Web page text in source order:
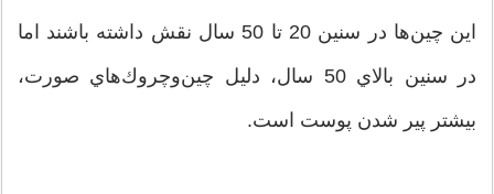
اين چين‌ها در سنين 20 تا 50 سال نقش داشته باشند اما
در سنين بالاي 50 سال، دليل چين‌وچروك‌هاي صورت،
بيشتر پير شدن پوست است.